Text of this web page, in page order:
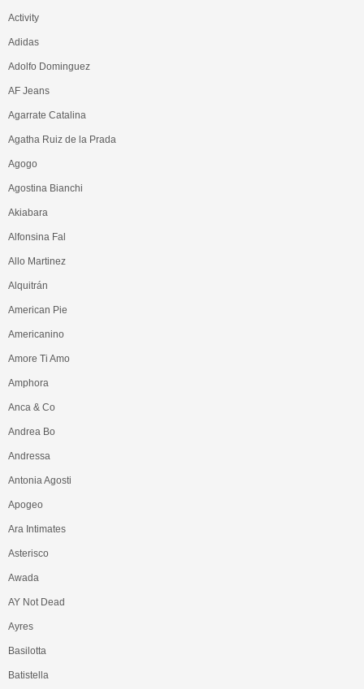
Activity
Adidas
Adolfo Dominguez
AF Jeans
Agarrate Catalina
Agatha Ruiz de la Prada
Agogo
Agostina Bianchi
Akiabara
Alfonsina Fal
Allo Martinez
Alquitrán
American Pie
Americanino
Amore Ti Amo
Amphora
Anca & Co
Andrea Bo
Andressa
Antonia Agosti
Apogeo
Ara Intimates
Asterisco
Awada
AY Not Dead
Ayres
Basilotta
Batistella